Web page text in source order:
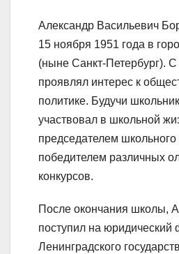
Александр Васильевич
15 ноября 1951 года в
(ныне Санкт-Петербург).
проявлял интерес к
политике. Будучи
участвовал в школьной
председателем школьного
победителем различных
конкурсов.
После окончания школы,
поступил на юридический
Ленинградского